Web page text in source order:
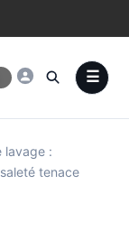
lavage :
tenace